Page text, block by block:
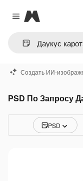
Close menu
Magnific
Создать ИИ-
PSD По Запросу
PSD